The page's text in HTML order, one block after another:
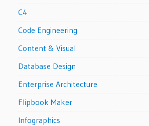
C4
Code Engineering
Content & Visual
Database Design
Enterprise Architecture
Flipbook Maker
Infographics